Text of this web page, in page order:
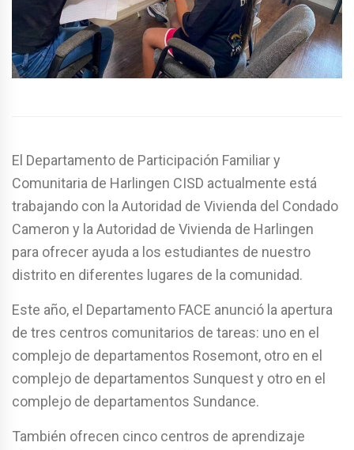
El Departamento de Participación Familiar y
Comunitaria de Harlingen CISD actualmente está
trabajando con la Autoridad de Vivienda del Condado
Cameron y la Autoridad de Vivienda de Harlingen
para ofrecer ayuda a los estudiantes de nuestro
distrito en diferentes lugares de la comunidad.
Este año, el Departamento FACE anunció la apertura
de tres centros comunitarios de tareas: uno en el
complejo de departamentos Rosemont, otro en el
complejo de departamentos Sunquest y otro en el
complejo de departamentos Sundance.
También ofrecen cinco centros de aprendizaje